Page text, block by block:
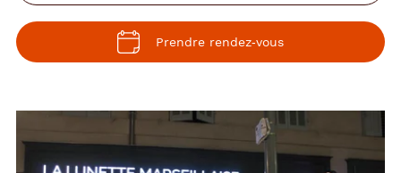
Prendre rendez‑vous